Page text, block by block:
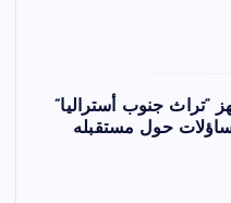
“تراث جنوب أستراليا”
حول مستقبله